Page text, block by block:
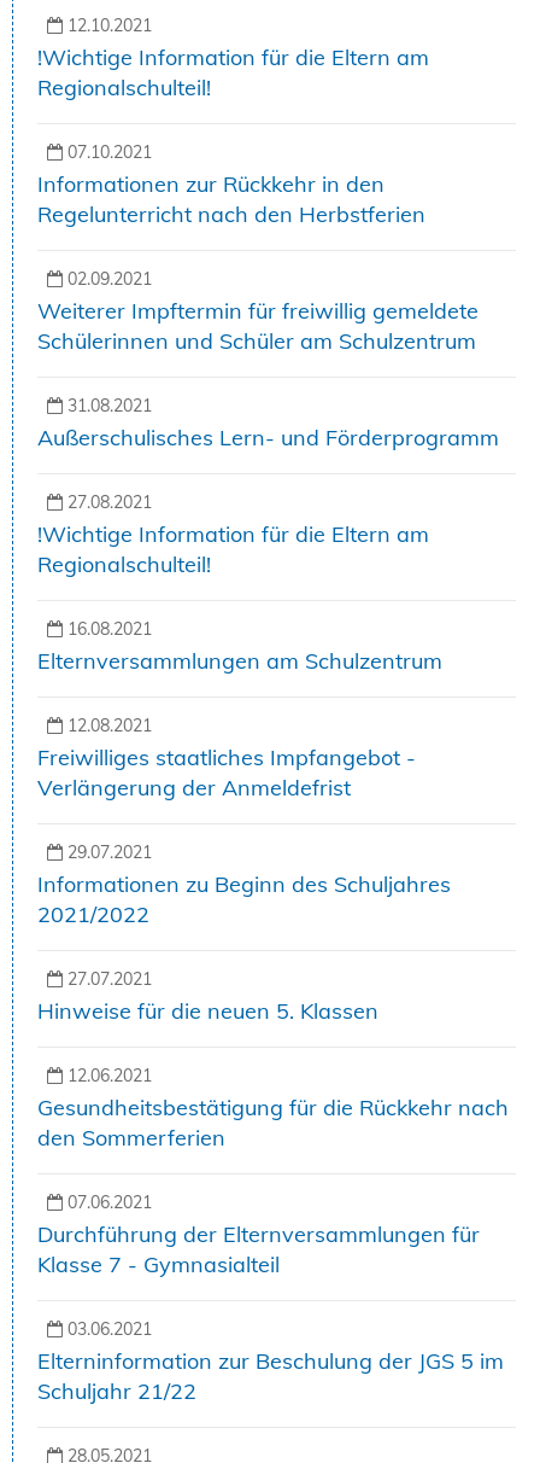
12.10.2021
!Wichtige Information für die Eltern am
Regionalschulteil!
07.10.2021
Informationen zur Rückkehr in den
Regelunterricht nach den Herbstferien
02.09.2021
Weiterer Impftermin für freiwillig gemeldete
Schülerinnen und Schüler am Schulzentrum
31.08.2021
Außerschulisches Lern- und Förderprogramm
27.08.2021
!Wichtige Information für die Eltern am
Regionalschulteil!
16.08.2021
Elternversammlungen am Schulzentrum
12.08.2021
Freiwilliges staatliches Impfangebot -
Verlängerung der Anmeldefrist
29.07.2021
Informationen zu Beginn des Schuljahres
2021/2022
27.07.2021
Hinweise für die neuen 5. Klassen
12.06.2021
Gesundheitsbestätigung für die Rückkehr nach
den Sommerferien
07.06.2021
Durchführung der Elternversammlungen für
Klasse 7 - Gymnasialteil
03.06.2021
Elterninformation zur Beschulung der JGS 5 im
Schuljahr 21/22
28.05.2021